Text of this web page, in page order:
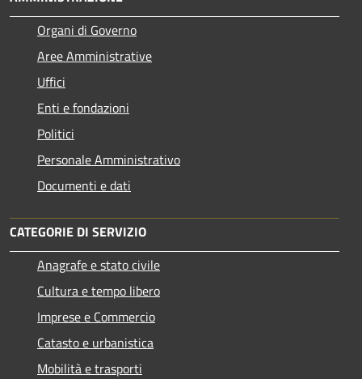
Organi di Governo
Aree Amministrative
Uffici
Enti e fondazioni
Politici
Personale Amministrativo
Documenti e dati
CATEGORIE DI SERVIZIO
Anagrafe e stato civile
Cultura e tempo libero
Imprese e Commercio
Catasto e urbanistica
Mobilità e trasporti